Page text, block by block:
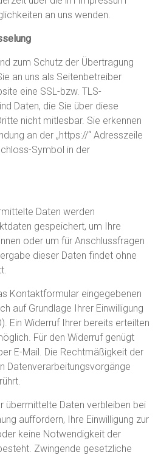
an uns wenden.
zum Schutz der Übertragung
an uns als Seitenbetreiber
eine SSL-bzw. TLS-
Daten, die Sie über diese
nicht mitlesbar. Sie erkennen
an der „https://“ Adresszeile
Symbol in der
Daten werden
gespeichert, um Ihre
oder um für Anschlussfragen
dieser Daten findet ohne
Kontaktformular eingegebenen
auf Grundlage Ihrer Einwilligung
Ein Widerruf Ihrer bereits erteilten
Für den Widerruf genügt
E-Mail. Die Rechtmäßigkeit der
Datenverarbeitungsvorgänge
übermittelte Daten verbleiben bei
auffordern, Ihre Einwilligung zur
keine Notwendigkeit der
Zwingende gesetzliche